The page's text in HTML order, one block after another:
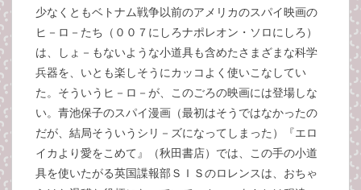
少なくともベトナム戦争以前のアメリカのスパイ映画の
ヒ－ロ－たち（００７にしろナポレオン・ソロにしろ）
は、しょ－もないような小道具も含めたさまざまな科学
兵器を、いとも楽しそうにカッコよく使いこなしてい
た。そういうヒ－ロ－が、このごろの映画には登場しな
い。青池保子のスパイ漫画（最初はそうではなかったの
だが、結局そういうシリ－ズになってしまった）『エロ
イカより愛をこめて』（秋田書店）では、この手の小道
具を使いたがる英国諜報部ＳＩＳのロレンスは、おちゃ